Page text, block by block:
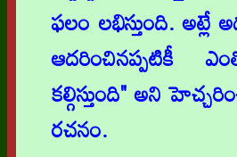
ఫలం లభిస్తుంది. అట్లే
ఆదరించినప్పటికీ
కల్గిస్తుంది" అని
రచనం.